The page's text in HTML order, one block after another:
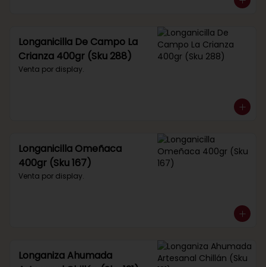
Longanicilla De Campo La
Crianza 400gr (Sku 288)
Venta por display.
Longanicilla Omeñaca
400gr (Sku 167)
Venta por display.
Longaniza Ahumada